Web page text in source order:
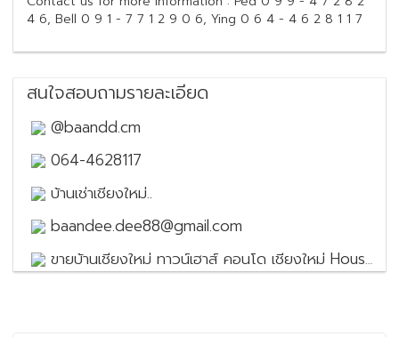
4 6, Bell 0 9 1 - 7 7 1 2 9 0 6, Ying 0 6 4 - 4 6 2 8 1 1 7
สนใจสอบถามรายละเอียด
@baandd.cm
064-4628117
บ้านเช่าเชียงใหม่..
baandee.dee88@gmail.com
ขายบ้านเชียงใหม่ ทาวน์เฮาส์ คอนโด เชียงใหม่ House for sale in Chiang Mai